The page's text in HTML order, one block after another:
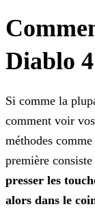
Diablo
Si comme la
comment voir
méthodes
première
presser les
alors dans le